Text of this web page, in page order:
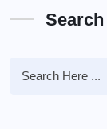
Search